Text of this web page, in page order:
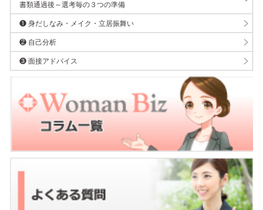
書類通過後～選考毎の３つの準備
❶ 身だしなみ・メイク・立居振舞い
❷ 自己分析
❸ 面接アドバイス